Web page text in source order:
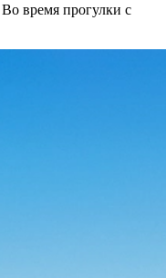
время прогулки с